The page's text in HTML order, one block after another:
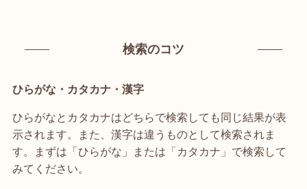
検索のコツ
ひらがな・カタカナ・漢字
ひらがなとカタカナはどちらで検索しても同じ結果が表
示されます。また、漢字は違うものとして検索されま
す。まずは「ひらがな」または「カタカナ」で検索して
みてください。